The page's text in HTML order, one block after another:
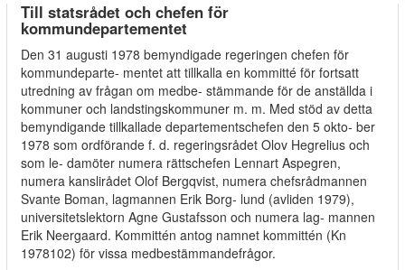
Till statsrådet och chefen för
kommundepartementet
Den 31 augusti 1978 bemyndigade regeringen chefen för
kommundeparte- mentet att tillkalla en kommitté för fortsatt
utredning av frågan om medbe- stämmande för de anställda i
kommuner och landstingskommuner m. m. Med stöd av detta
bemyndigande tillkallade departementschefen den 5 okto- ber
1978 som ordförande f. d. regeringsrådet Olov Hegrelius och
som le- damöter numera rättschefen Lennart Aspegren,
numera kanslirådet Olof Bergqvist, numera chefsrådmannen
Svante Boman, lagmannen Erik Borg- lund (avliden 1979),
universitetslektorn Agne Gustafsson och numera lag- mannen
Erik Neergaard. Kommittén antog namnet kommittén (Kn
1978102) för vissa medbestämmandefrågor.